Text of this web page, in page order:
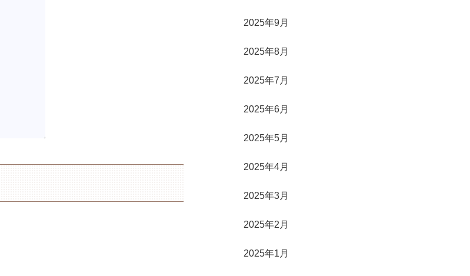
2025年9月
2025年8月
2025年7月
2025年6月
2025年5月
2025年4月
2025年3月
2025年2月
2025年1月